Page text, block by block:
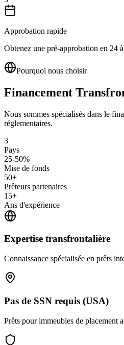
Approbation rapide
Obtenez une pré-approbation en 24
Pourquoi nous choisir
Financement
Nous sommes spécialisés dans le
réglementaires.
3
Pays
25-50%
Mise de fonds
50+
Prêteurs partenaires
15+
Ans d'expérience
Expertise transfrontalière
Connaissance spécialisée en prêts
Pas de SSN requis (USA)
Prêts pour immeubles de placement